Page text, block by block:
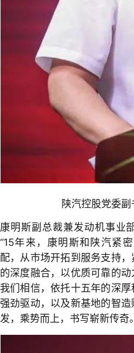
陕汽控股党委
康明斯副总裁兼发动机事业
“15年来，康明斯和陕汽紧
配，从市场开拓到服务支持
的深度融合，以优质可靠的动
我们相信，依托十五年的深
强劲驱动，以及新基地的智
发，乘势而上，书写崭新传奇